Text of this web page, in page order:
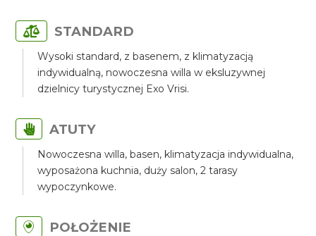
STANDARD
Wysoki standard, z basenem, z klimatyzacją
indywidualną, nowoczesna willa w eksluzywnej
dzielnicy turystycznej Exo Vrisi.
ATUTY
Nowoczesna willa, basen, klimatyzacja indywidualna,
wyposażona kuchnia, duży salon, 2 tarasy
wypoczynkowe.
POŁOŻENIE